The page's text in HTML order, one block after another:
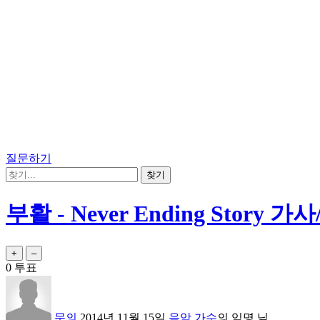
질문하기
부활 - Never Ending Story 가
0 투표
문의 2014년 11월 15일 음악,가수의 익명 님